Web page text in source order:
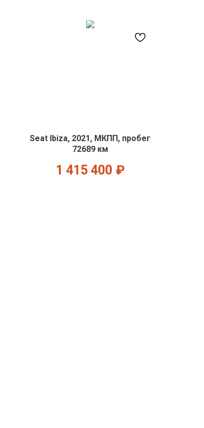
Seat Ibiza, 2021, МКПП, пробег
72689 км
1 415 400 ₽